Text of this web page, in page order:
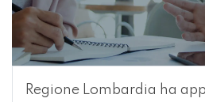
Regione Lombardia ha